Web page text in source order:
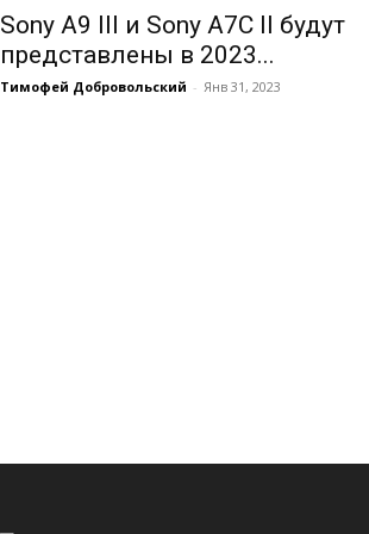
Sony A9 III и Sony A7C II будут
представлены в 2023...
Тимофей Добровольский - Янв 31, 2023